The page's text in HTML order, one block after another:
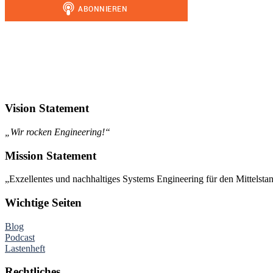
Vision Statement
„Wir rocken Engineering!“
Mission Statement
„Exzellentes und nachhaltiges Systems Engineering für den
Wichtige Seiten
Blog
Podcast
Lastenheft